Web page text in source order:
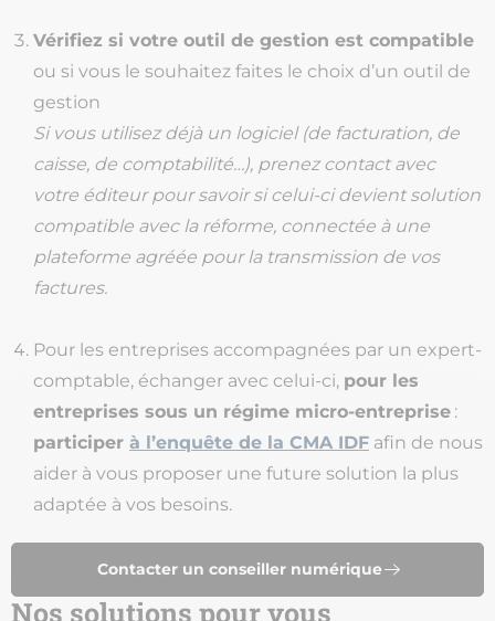
Vérifiez si votre outil de gestion est compatible
ou si vous le souhaitez faites le choix d’un outil de
gestion
Si vous utilisez déjà un logiciel (de facturation, de
caisse, de comptabilité…), prenez contact avec
votre éditeur pour savoir si celui-ci devient solution
compatible avec la réforme, connectée à une
plateforme agréée pour la transmission de vos
factures.
Pour les entreprises accompagnées par un expert-
comptable, échanger avec celui-ci, pour les
entreprises sous un régime micro-entreprise :
participer à l’enquête de la CMA IDF afin de nous
aider à vous proposer une future solution la plus
adaptée à vos besoins.
Contacter un conseiller numérique
Nos solutions pour vous